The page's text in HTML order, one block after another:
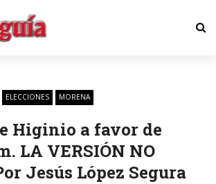
ELECCIONES MORENA
Higinio a favor de
LA VERSIÓN NO
Jesús López Segura